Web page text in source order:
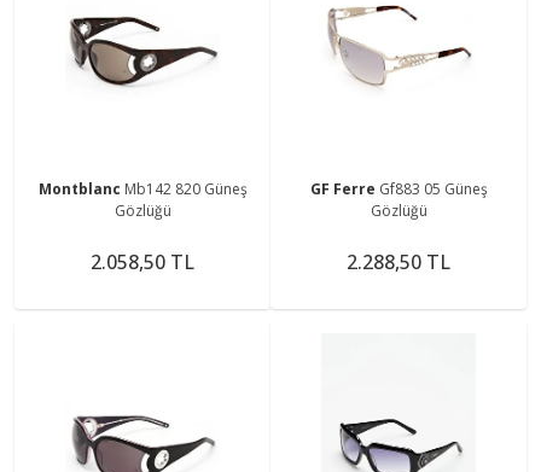
Montblanc Mb142 820 Güneş
Gözlüğü
2.058,50 TL
GF Ferre Gf883 05 Güneş
Gözlüğü
2.288,50 TL